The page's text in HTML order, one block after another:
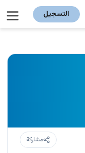
التسجيل
مشاركة